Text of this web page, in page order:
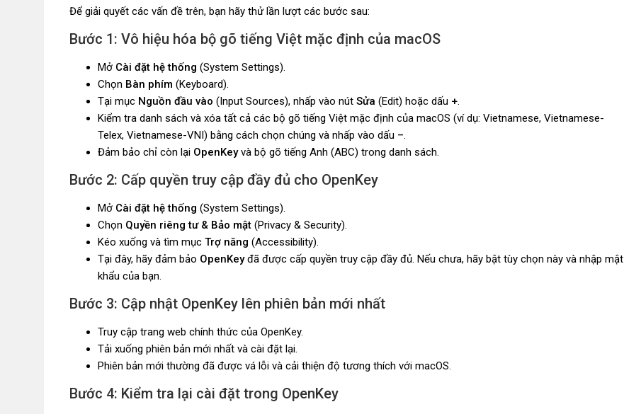
Để giải quyết các vấn đề trên, bạn hãy thử lần lượt các bước sau:
Bước 1: Vô hiệu hóa bộ gõ tiếng Việt mặc định của macOS
Mở Cài đặt hệ thống (System Settings).
Chọn Bàn phím (Keyboard).
Tại mục Nguồn đầu vào (Input Sources), nhấp vào nút Sửa (Edit) hoặc dấu +.
Kiểm tra danh sách và xóa tất cả các bộ gõ tiếng Việt mặc định của macOS (ví dụ: Vietnamese, Vietnamese-
Telex, Vietnamese-VNI) bằng cách chọn chúng và nhấp vào dấu –.
Đảm bảo chỉ còn lại OpenKeyvà bộ gõ tiếng Anh (ABC) trong danh sách.
Bước 2: Cấp quyền truy cập đầy đủ cho OpenKey
Mở Cài đặt hệ thống (System Settings).
Chọn Quyền riêng tư & Bảo mật (Privacy & Security).
Kéo xuống và tìm mục Trợ năng (Accessibility).
Tại đây, hãy đảm bảo OpenKeyđã được cấp quyền truy cập đầy đủ. Nếu chưa, hãy bật tùy chọn này và nhập mật
khẩu của bạn.
Bước 3: Cập nhật OpenKey lên phiên bản mới nhất
Truy cập trang web chính thức của OpenKey.
Tải xuống phiên bản mới nhất và cài đặt lại.
Phiên bản mới thường đã được vá lỗi và cải thiện độ tương thích với macOS.
Bước 4: Kiểm tra lại cài đặt trong OpenKey